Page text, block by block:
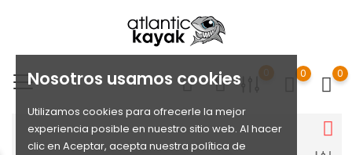
Nosotros usamos cookies
Utilizamos cookies para ofrecerle la mejor
experiencia posible en nuestro sitio web. Al hacer
clic en Aceptar, acepta nuestra política de
0
0
0